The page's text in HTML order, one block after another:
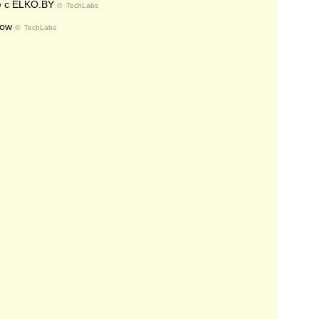
с ELKO.BY © TechLabs
© TechLabs